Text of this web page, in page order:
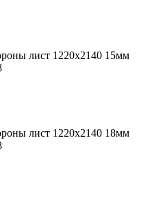
лист 1220х2140 15мм
лист 1220х2140 18мм